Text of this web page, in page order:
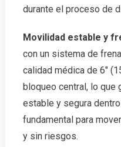
durante el proceso de
Movilidad estable y
con un sistema de
calidad médica de 6″
bloqueo central, lo que
estable y segura
fundamental para
y sin riesgos.